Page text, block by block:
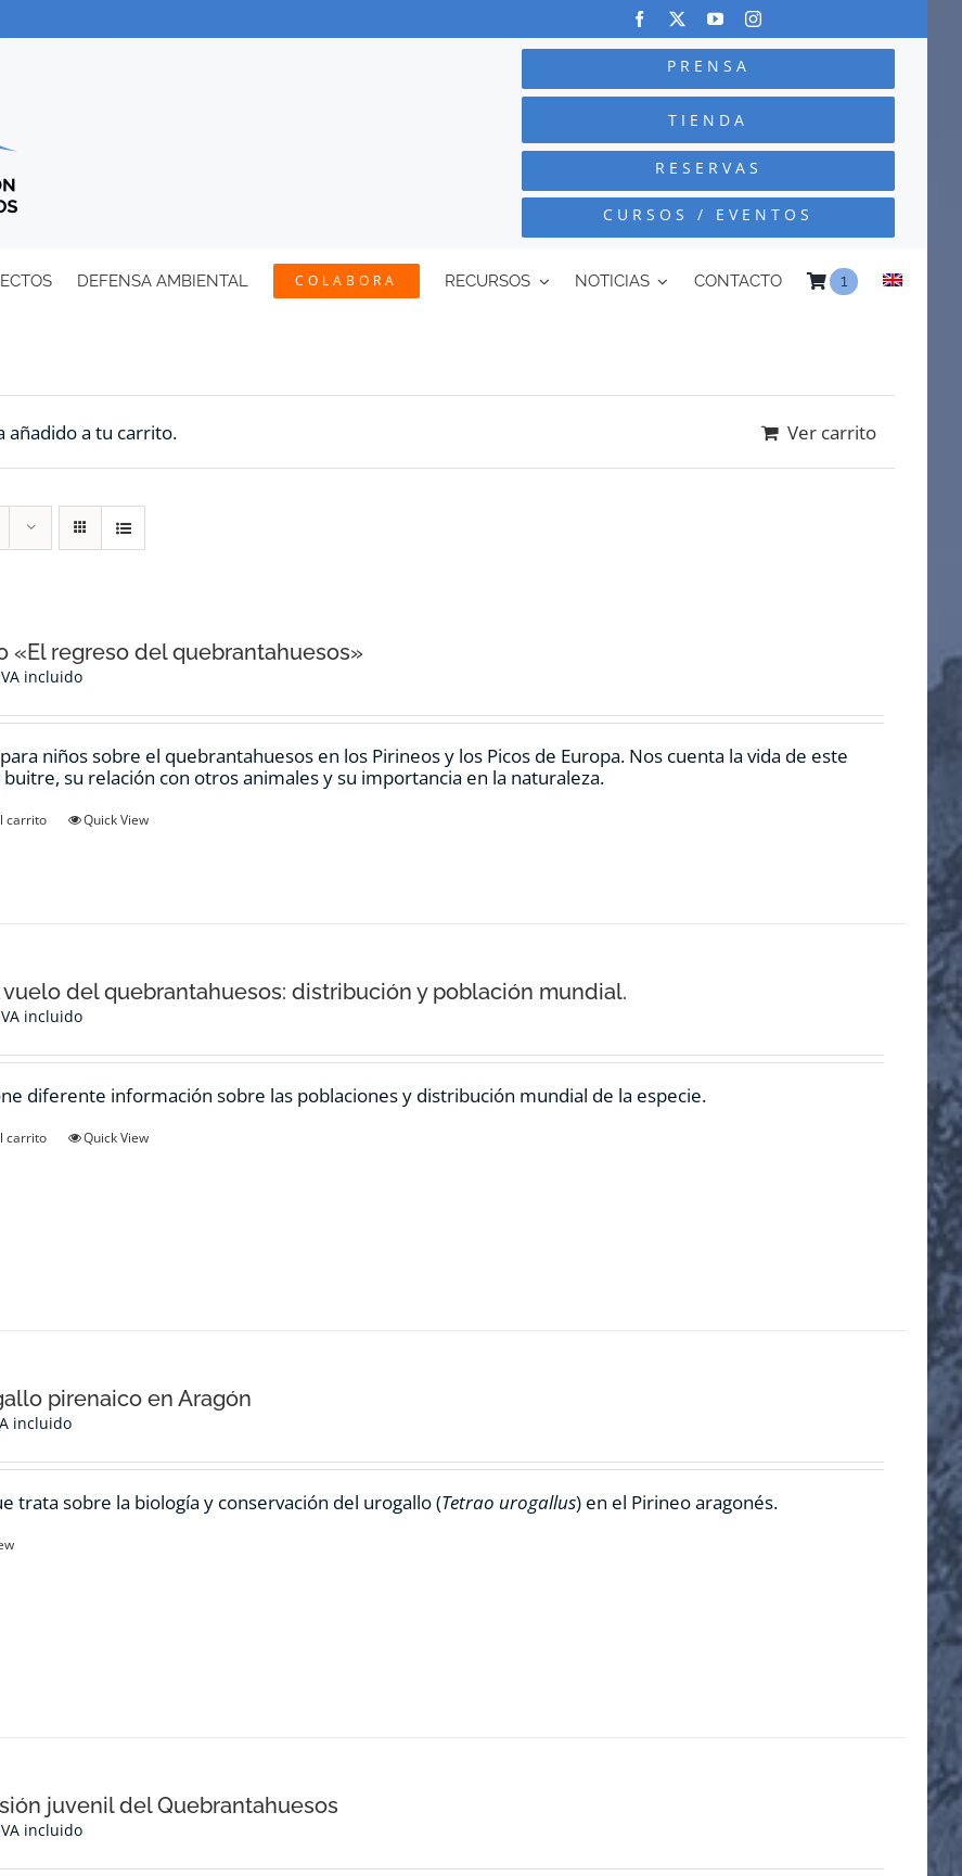
PRENSA
TIENDA
RESERVAS
CURSOS / EVENTOS
DEFENSA AMBIENTAL COLABORA RECURSOS NOTICIAS CONTACTO 1
añadido a tu carrito. Ver carrito
«El regreso del quebrantahuesos»
incluido
niños sobre el quebrantahuesos en los Pirineos y los Picos de Europa. Nos cuenta la vida de este
su relación con otros animales y su importancia en la naturaleza.
carrito Quick View
vuelo del quebrantahuesos: distribución y población mundial.
incluido
diferente información sobre las poblaciones y distribución mundial de la especie.
carrito Quick View
pirenaico en Aragón
incluido
trata sobre la biología y conservación del urogallo (Tetrao urogallus) en el Pirineo aragonés.
juvenil del Quebrantahuesos
incluido